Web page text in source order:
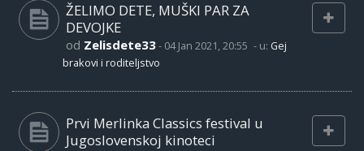
ŽELIMO DETE, MUŠKI PAR ZA
DEVOJKE
od Zelisdete33- 04 Jan 2021, 20:55 - u: Gej
brakovi i roditeljstvo
Prvi Merlinka Classics festival u
Jugoslovenskoj kinoteci